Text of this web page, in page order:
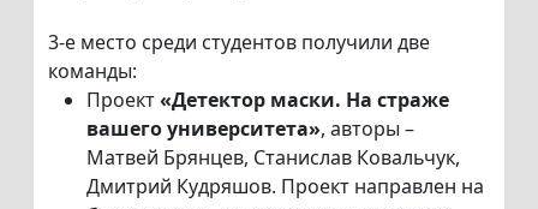
3-е место среди студентов получили две
команды:
Проект«Детектор маски. На страже
вашего университета», авторы –
Матвей Брянцев, Станислав Ковальчук,
Дмитрий Кудряшов. Проект направлен на